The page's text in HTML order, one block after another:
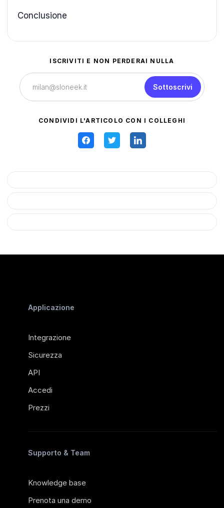
Conclusione
ISCRIVITI E NON PERDERAI NULLA
Sottoscrivi
CONDIVIDI L'ARTICOLO CON I COLLEGHI
Applicazione
Integrazione
Sicurezza
API
Accedi
Prezzi
Supporto & Team
Knowledge base
Prenota una demo